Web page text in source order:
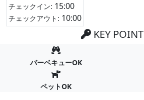
チェックイン: 15:00
チェックアウト: 10:00
KEY POINT
バーベキューOK
ペットOK